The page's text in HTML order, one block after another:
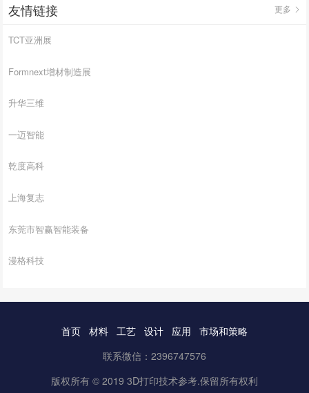
友情链接 更多
TCT亚洲展
Formnext增材制造展
升华三维
一迈智能
乾度高科
上海复志
东莞市智赢智能装备
漫格科技
首页 材料 工艺 设计 应用
市场和策略
联系微信：2396747576
版权所有 © 2019 3D打印技术参考.保留所有权利